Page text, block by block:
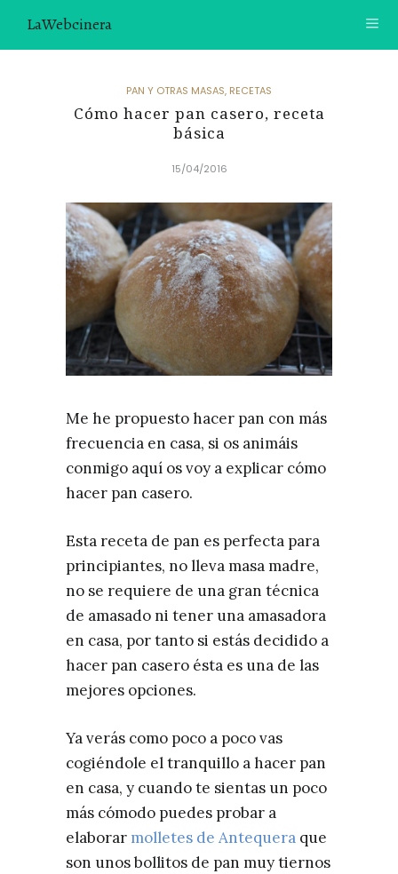
LaWebcinera
VIDEORECETAS
SOBRE MÍ
¿TE GUSTARÍA UNIRTE A NUESTRA AVENTURA GASTRON
ÓMICA?
ÚNETE A LA NEWSLETTER
RECOMENDACIONES
PAN Y OTRAS MASAS, RECETAS
Cómo hacer pan casero, receta
básica
15/04/2016
Me he propuesto hacer pan con más
frecuencia en casa, si os animáis
conmigo aquí os voy a explicar cómo
hacer pan casero.
Esta receta de pan es perfecta para
principiantes, no lleva masa madre,
no se requiere de una gran técnica
de amasado ni tener una amasadora
en casa, por tanto si estás decidido a
hacer pan casero ésta es una de las
mejores opciones.
Ya verás como poco a poco vas
cogiéndole el tranquillo a hacer pan
en casa, y cuando te sientas un poco
más cómodo puedes probar a
elaborar molletes de Antequera que
son unos bollitos de pan muy tiernos